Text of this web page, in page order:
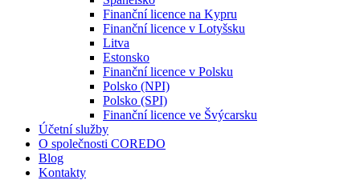
Finanční licence na Kypru
Finanční licence v Lotyšsku
Litva
Estonsko
Finanční licence v Polsku
Polsko (NPI)
Polsko (SPI)
Finanční licence ve Švýcarsku
Účetní služby
O společnosti COREDO
Blog
Kontakty